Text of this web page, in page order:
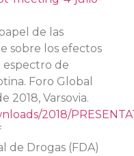
de las
sobre los efectos
espectro de
Foro Global
2018, Varsovia.
2018/
de Drogas (FDA)